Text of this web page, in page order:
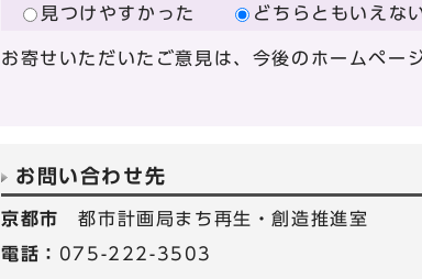
見つけやすかった
どちらともいえな
お寄せいただいたご意見は、今後のホームペー
お問い合わせ先
京都市都市計画局まち再生・創造推進室
電話： 075-222-3503